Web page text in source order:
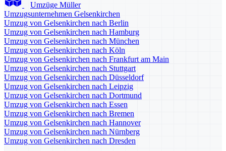
Umzüge Müller
Umzugsunternehmen Gelsenkirchen
Umzug von Gelsenkirchen nach Berlin
Umzug von Gelsenkirchen nach Hamburg
Umzug von Gelsenkirchen nach München
Umzug von Gelsenkirchen nach Köln
Umzug von Gelsenkirchen nach Frankfurt am Main
Umzug von Gelsenkirchen nach Stuttgart
Umzug von Gelsenkirchen nach Düsseldorf
Umzug von Gelsenkirchen nach Leipzig
Umzug von Gelsenkirchen nach Dortmund
Umzug von Gelsenkirchen nach Essen
Umzug von Gelsenkirchen nach Bremen
Umzug von Gelsenkirchen nach Hannover
Umzug von Gelsenkirchen nach Nürnberg
Umzug von Gelsenkirchen nach Dresden